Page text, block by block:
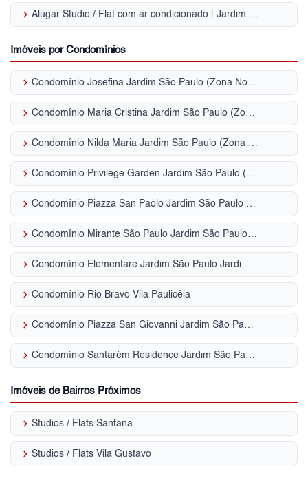
keyboard_arrow_right Alugar Studio / Flat com ar condicionado | Jardim São Paulo
Imóveis por Condomínios
keyboard_arrow_right Condomínio Josefina Jardim São Paulo (Zona Norte)
keyboard_arrow_right Condomínio Maria Cristina Jardim São Paulo (Zona Norte)
keyboard_arrow_right Condomínio Nilda Maria Jardim São Paulo (Zona Norte)
keyboard_arrow_right Condomínio Privilege Garden Jardim São Paulo (Zona Norte)
keyboard_arrow_right Condomínio Piazza San Paolo Jardim São Paulo (Zona Norte)
keyboard_arrow_right Condomínio Mirante São Paulo Jardim São Paulo (Zona Norte)
keyboard_arrow_right Condomínio Elementare Jardim São Paulo Jardim São Paulo (Zona Norte)
keyboard_arrow_right Condomínio Rio Bravo Vila Paulicéia
keyboard_arrow_right Condomínio Piazza San Giovanni Jardim São Paulo (Zona Norte)
keyboard_arrow_right Condomínio Santarém Residence Jardim São Paulo (Zona Norte)
Imóveis de Bairros Próximos
keyboard_arrow_right Studios / Flats Santana
keyboard_arrow_right Studios / Flats Vila Gustavo